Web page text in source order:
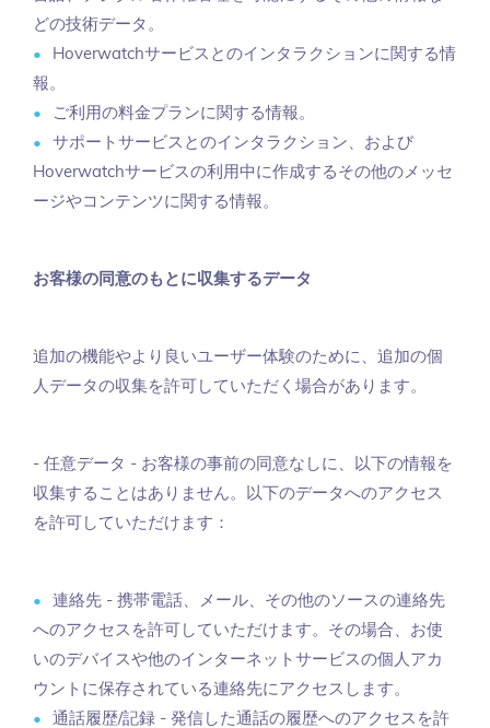
どの技術データ。
Hoverwatchサービスとのインタラクションに関する情
報。
ご利用の料金プランに関する情報。
サポートサービスとのインタラクション、および
Hoverwatchサービスの利用中に作成するその他のメッセ
ージやコンテンツに関する情報。
お客様の同意のもとに収集するデータ
追加の機能やより良いユーザー体験のために、追加の個
人データの収集を許可していただく場合があります。
- 任意データ - お客様の事前の同意なしに、以下の情報を
収集することはありません。以下のデータへのアクセス
を許可していただけます：
連絡先 - 携帯電話、メール、その他のソースの連絡先
へのアクセスを許可していただけます。その場合、お使
いのデバイスや他のインターネットサービスの個人アカ
ウントに保存されている連絡先にアクセスします。
通話履歴/記録 - 発信した通話の履歴へのアクセスを許